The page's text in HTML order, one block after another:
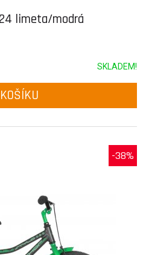
24 limeta/modrá
SKLADEM!
-38%